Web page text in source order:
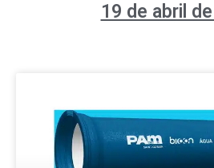
19 de abril